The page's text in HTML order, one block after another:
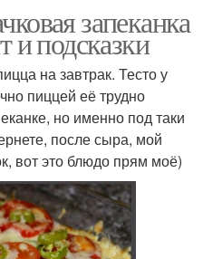
запеканка
и подсказки
на завтрак. Тесто у
пиццей её трудно
но именно под таки
после сыра, мой
вот это блюдо прям моё)